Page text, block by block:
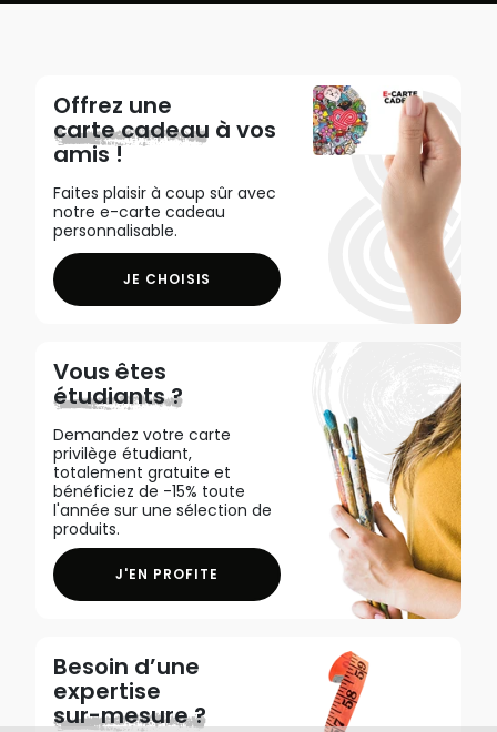
Offrez une
carte cadeau à vos
amis !
Faites plaisir à coup sûr avec
notre e-carte cadeau
personnalisable.
JE CHOISIS
Vous êtes
étudiants ?
Demandez votre carte
privilège étudiant,
totalement gratuite et
bénéficiez de -15% toute
l'année sur une sélection de
produits.
J'EN PROFITE
Besoin d’une
expertise
sur-mesure ?